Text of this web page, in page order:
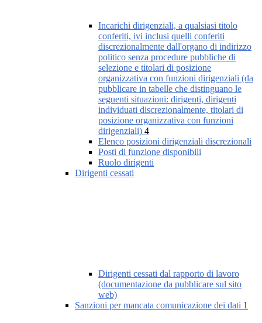
Incarichi dirigenziali, a qualsiasi titolo
conferiti, ivi inclusi quelli conferiti
discrezionalmente dall'organo di indirizzo
politico senza procedure pubbliche di
selezione e titolari di posizione
organizzativa con funzioni dirigenziali (da
pubblicare in tabelle che distinguano le
seguenti situazioni: dirigenti, dirigenti
individuati discrezionalmente, titolari di
posizione organizzativa con funzioni
dirigenziali) 4
Elenco posizioni dirigenziali discrezionali
Posti di funzione disponibili
Ruolo dirigenti
Dirigenti cessati
Dirigenti cessati dal rapporto di lavoro
(documentazione da pubblicare sul sito
web)
Sanzioni per mancata comunicazione dei dati 1